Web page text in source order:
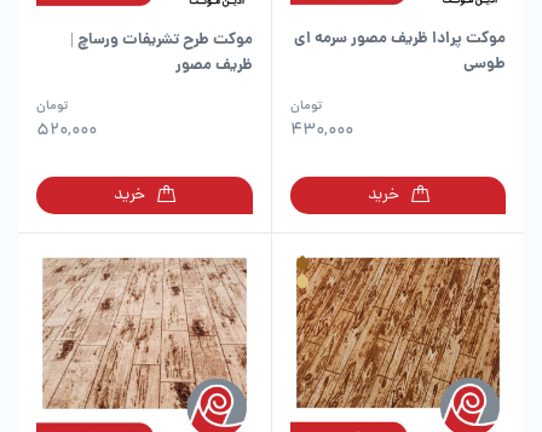
صفحه
محصول
موکت پرادا ظریف مصور سرمه ای
طوسی
430,000
تومان
خرید
موکت طرح تشریفات ورساچ |
ظریف مصور
520,000
تومان
خرید
انواع
می
باشد.
گزینه
ها
ممکن
است
در
صفحه